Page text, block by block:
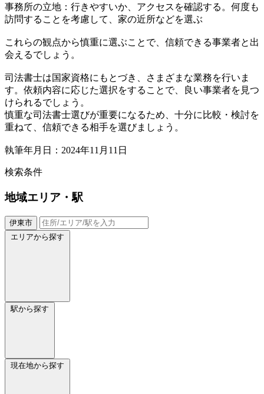
事務所の立地：行きやすいか、アクセスを確認する。何度も
訪問することを考慮して、家の近所などを選ぶ
これらの観点から慎重に選ぶことで、信頼できる事業者と出
会えるでしょう。
司法書士は国家資格にもとづき、さまざまな業務を行いま
す。依頼内容に応じた選択をすることで、良い事業者を見つ
けられるでしょう。
慎重な司法書士選びが重要になるため、十分に比較・検討を
重ねて、信頼できる相手を選びましょう。
執筆年月日：2024年11月11日
検索条件
地域エリア・駅
伊東市
エリアから探す
駅から探す
現在地から探す